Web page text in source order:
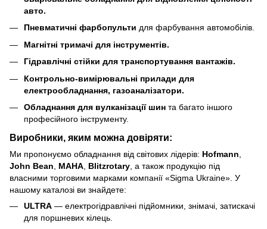
авто.
Пневматичні фарбопульти для фарбування автомобілів.
Магнітні тримачі для інструментів.
Гідравлічні стійки для транспортування вантажів.
Контрольно-вимірювальні прилади для
електрообладнання, газоаналізатори.
Обладнання для вулканізації шин та багато іншого
професійного інструменту.
Виробники, яким можна довіряти:
Ми пропонуємо обладнання від світових лідерів: Hofmann
John Bean
MAHA Blitzrotary , а також продукцію під
власними торговими марками компанії «Sigma Ukraine». У
нашому каталозі ви знайдете:
ULTRA — електрогідравлічні підйомники, знімачі, затискачі
для поршневих кілець.